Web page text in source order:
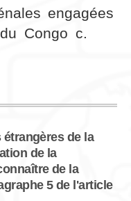
engagées
Congo c.
de la
de la
de la
5 de l'article